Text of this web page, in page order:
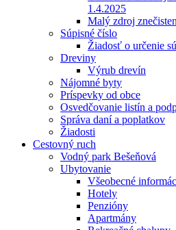
1.4.2025
Malý zdroj
Súpisné číslo
Žiadosť o určenie
Dreviny
Výrub drevín
Nájomné byty
Príspevky od obce
Osvedčovanie listín a
Správa daní a poplatkov
Žiadosti
Cestovný ruch
Vodný park Bešeňová
Ubytovanie
Všeobecné
Hotely
Penzióny
Apartmány